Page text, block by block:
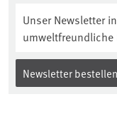
Unser Newsletter
umweltfreundliche
Newsletter bestellen